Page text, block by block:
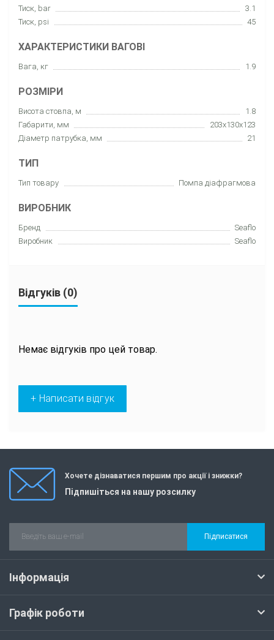
Тиск, bar
3.1
Тиск, psi
45
ХАРАКТЕРИСТИКИ ВАГОВІ
Вага, кг 1.9
РОЗМІРИ
Висота стовпа, м
1.8
Габарити, мм
203x130x123
Діаметр патрубка, мм
21
ТИП
Тип товару Помпа діафрагмова
ВИРОБНИК
Бренд
Seaflo
Виробник
Seaflo
Відгуків (0)
Немає відгуків про цей товар.
+ Написати відгук
Хочете дізнаватися першим про акції і знижки?
Підпишіться на нашу розсилку
Підписатися
Інформація
Графік роботи